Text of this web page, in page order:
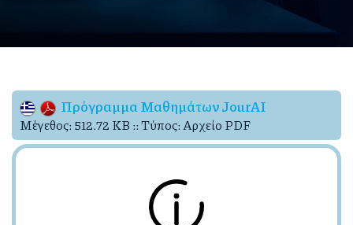
Πρόγραμμα Μαθημάτων JourAI
Mέγεθος: 512.72 KB :: Τύπος: Αρχείο PDF